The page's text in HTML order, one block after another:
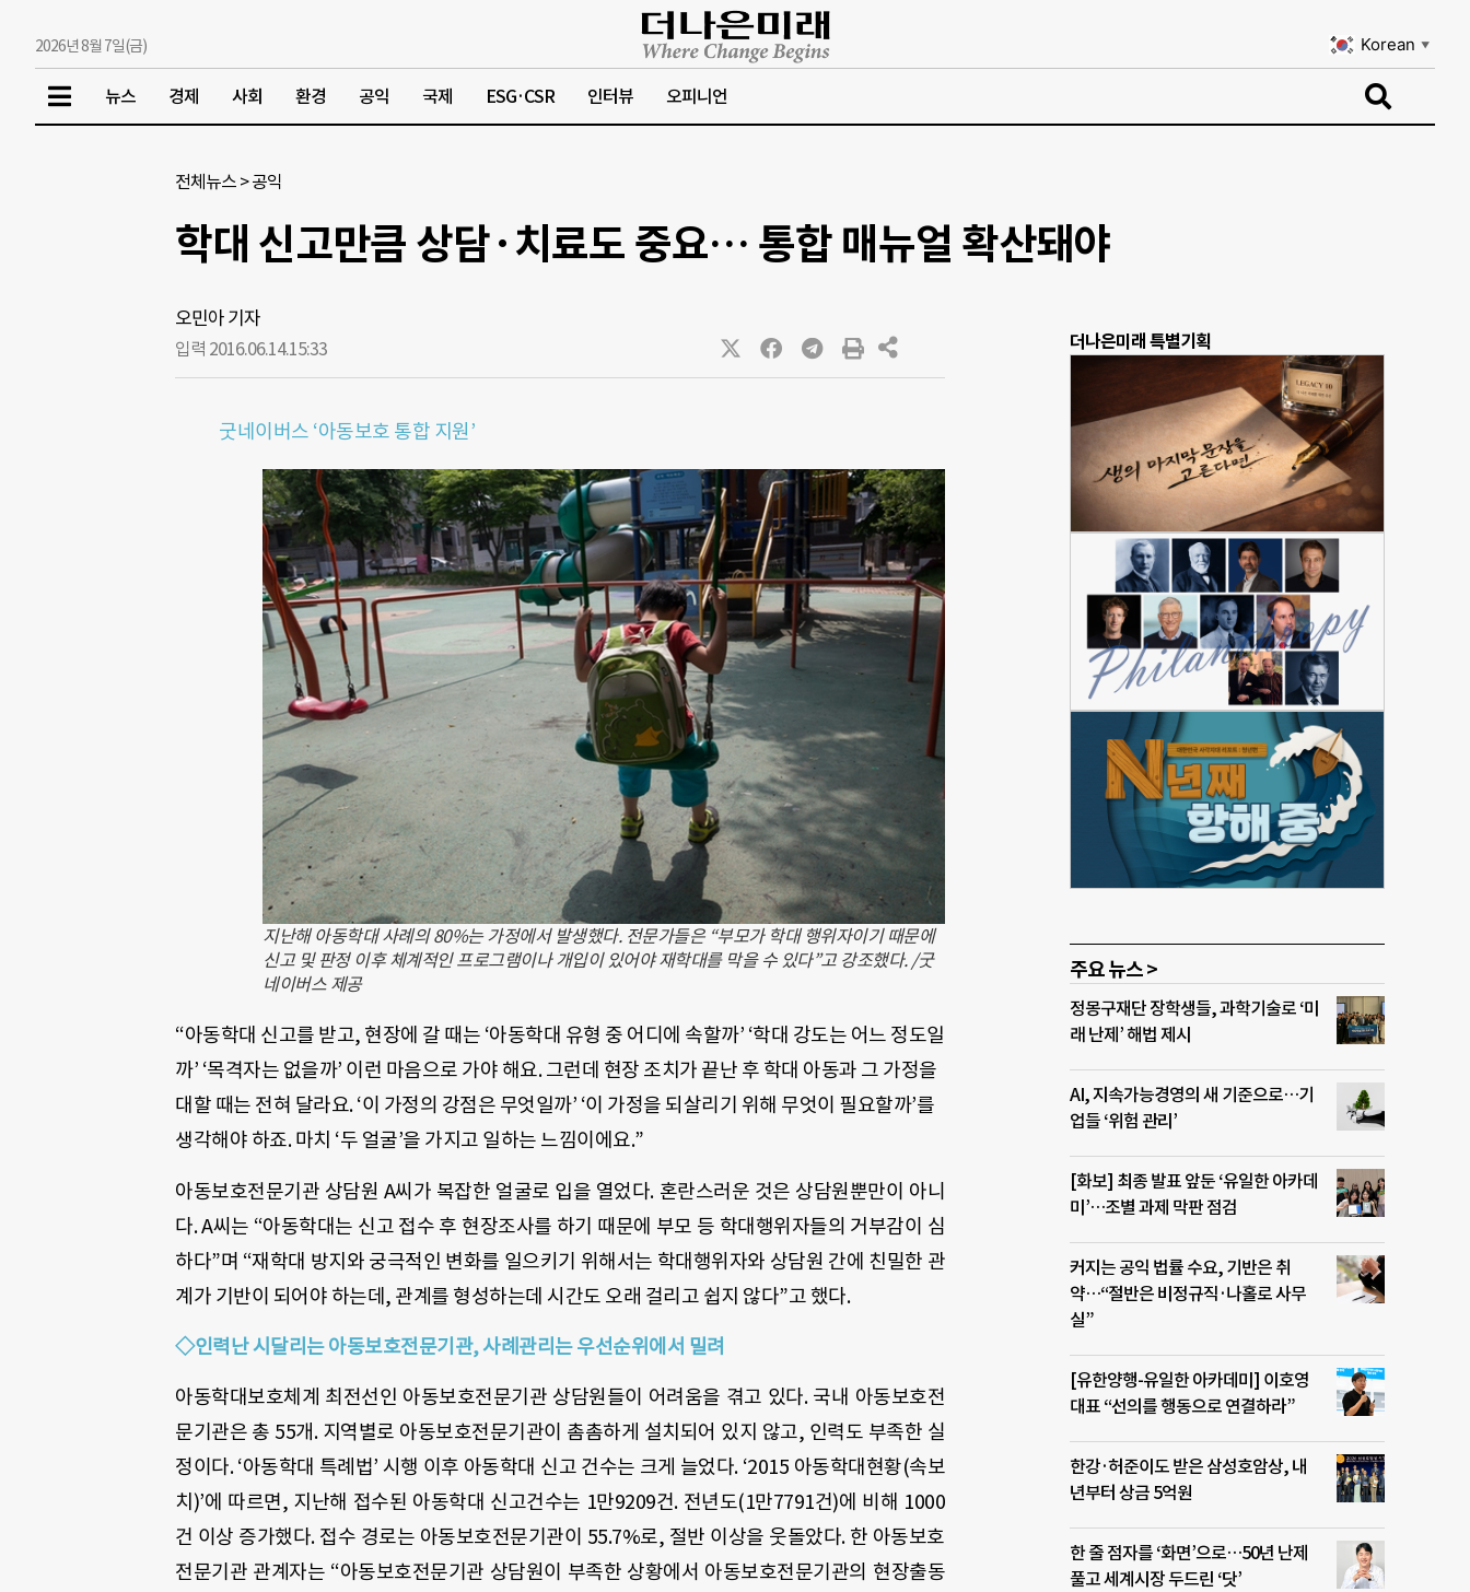
2026년 8월 7일(금) Korean ▼
뉴스 경제 사회 환경 공익 국제 ESG·CSR 인터뷰 오피니언
전체뉴스 >공익
학대 신고만큼 상담·치료도 중요… 통합 매뉴얼 확산돼야
오민아 기자
입력 2016.06.14.15:33
굿네이버스 ‘아동보호 통합 지원’
지난해 아동학대 사례의 80%는 가정에서 발생했다. 전문가들은 “부모가 학대 행위자이기 때문에
신고 및 판정 이후 체계적인 프로그램이나 개입이 있어야 재학대를 막을 수 있다”고 강조했다. /굿
네이버스 제공
“아동학대 신고를 받고, 현장에 갈 때는 ‘아동학대 유형 중 어디에 속할까’ ‘학대 강도는 어느 정도일
까’ ‘목격자는 없을까’ 이런 마음으로 가야 해요. 그런데 현장 조치가 끝난 후 학대 아동과 그 가정을
대할 때는 전혀 달라요. ‘이 가정의 강점은 무엇일까’ ‘이 가정을 되살리기 위해 무엇이 필요할까’를
생각해야 하죠. 마치 ‘두 얼굴’을 가지고 일하는 느낌이에요.”
아동보호전문기관 상담원 A씨가 복잡한 얼굴로 입을 열었다. 혼란스러운 것은 상담원뿐만이 아니
다. A씨는 “아동학대는 신고 접수 후 현장조사를 하기 때문에 부모 등 학대행위자들의 거부감이 심
하다”며 “재학대 방지와 궁극적인 변화를 일으키기 위해서는 학대행위자와 상담원 간에 친밀한 관
계가 기반이 되어야 하는데, 관계를 형성하는데 시간도 오래 걸리고 쉽지 않다”고 했다.
◇인력난 시달리는 아동보호전문기관, 사례관리는 우선순위에서 밀려
아동학대보호체계 최전선인 아동보호전문기관 상담원들이 어려움을 겪고 있다. 국내 아동보호전
문기관은 총 55개. 지역별로 아동보호전문기관이 촘촘하게 설치되어 있지 않고, 인력도 부족한 실
정이다. ‘아동학대 특례법’ 시행 이후 아동학대 신고 건수는 크게 늘었다. ‘2015 아동학대현황(속보
치)’에 따르면, 지난해 접수된 아동학대 신고건수는 1만9209건. 전년도(1만7791건)에 비해 1000
건 이상 증가했다. 접수 경로는 아동보호전문기관이 55.7%로, 절반 이상을 웃돌았다. 한 아동보호
전문기관 관계자는 “아동보호전문기관 상담원이 부족한 상황에서 아동보호전문기관의 현장출동
더나은미래 특별기획
주요 뉴스 >
정몽구재단 장학생들, 과학기술로 ‘미
래 난제’ 해법 제시
AI, 지속가능경영의 새 기준으로…기
업들 ‘위험 관리’
[화보] 최종 발표 앞둔 ‘유일한 아카데
미’…조별 과제 막판 점검
커지는 공익 법률 수요, 기반은 취
약…“절반은 비정규직·나홀로 사무
실”
[유한양행-유일한 아카데미] 이호영
대표 “선의를 행동으로 연결하라”
한강·허준이도 받은 삼성호암상, 내
년부터 상금 5억원
한 줄 점자를 ‘화면’으로…50년 난제
풀고 세계시장 두드린 ‘닷’